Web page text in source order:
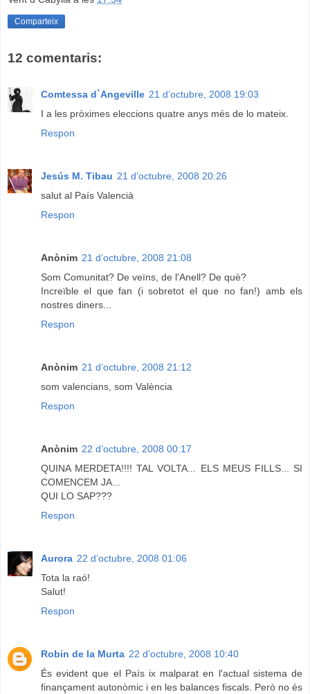
Comparteix
12 comentaris:
Comtessa d´Angeville 21 d’octubre, 2008 19:03
I a les pròximes eleccions quatre anys més de lo mateix.
Respon
Jesús M. Tibau 21 d’octubre, 2008 20:26
salut al País Valencià
Respon
Anònim 21 d’octubre, 2008 21:08
Som Comunitat? De veïns, de l'Anell? De què?
Increïble el que fan (i sobretot el que no fan!) amb els
nostres diners...
Respon
Anònim 21 d’octubre, 2008 21:12
som valencians, som València
Respon
Anònim 22 d’octubre, 2008 00:17
QUINA MERDETA!!!! TAL VOLTA... ELS MEUS FILLS... SI
COMENCEM JA...
QUI LO SAP???
Respon
Aurora 22 d’octubre, 2008 01:06
Tota la raó!
Salut!
Respon
Robin de la Murta 22 d’octubre, 2008 10:40
És evident que el País ix malparat en l'actual sistema de
finançament autonòmic i en les balances fiscals. Però no és